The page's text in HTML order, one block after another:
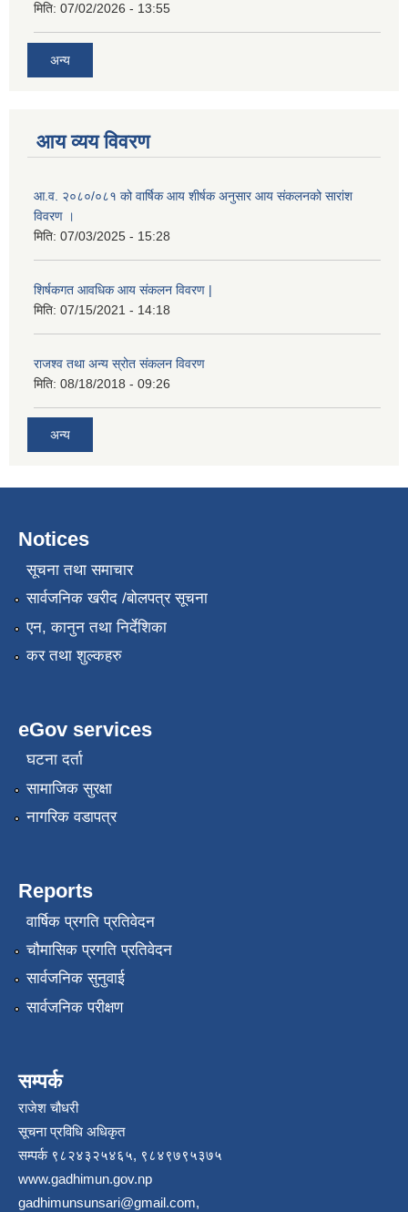
मिति: 07/02/2026 - 13:55
अन्य
आय व्यय विवरण
आ.व. २०८०/०८१ को वार्षिक आय शीर्षक अनुसार आय संकलनको सारांश
विवरण ।
मिति: 07/03/2025 - 15:28
शिर्षकगत आवधिक आय संकलन विवरण |
मिति: 07/15/2021 - 14:18
राजश्व तथा अन्य स्रोत संकलन विवरण
मिति: 08/18/2018 - 09:26
अन्य
Notices
सूचना तथा समाचार
सार्वजनिक खरीद /बोलपत्र सूचना
एन, कानुन तथा निर्देशिका
कर तथा शुल्कहरु
eGov services
घटना दर्ता
सामाजिक सुरक्षा
नागरिक वडापत्र
Reports
वार्षिक प्रगति प्रतिवेदन
चौमासिक प्रगति प्रतिवेदन
सार्वजनिक सुनुवाई
सार्वजनिक परीक्षण
सम्पर्क
राजेश चौधरी
सूचना प्रविधि अधिकृत
सम्पर्क ९८२४३२५४६५, ९८४९७९५३७५
www.gadhimun.gov.np
gadhimunsunsari@gmail.com,